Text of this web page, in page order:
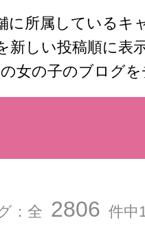
に所属しているキ
新しい投稿順に表
女の子のブログ
：全 2806 件中